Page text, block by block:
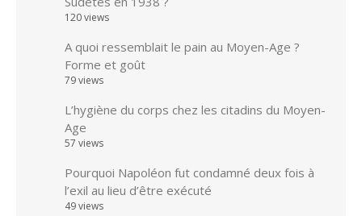
120 views
A quoi ressemblait le pain au Moyen-Age ?
Forme et goût
79 views
L’hygiène du corps chez les citadins du Moyen-
Age
57 views
Pourquoi Napoléon fut condamné deux fois à
l’exil au lieu d’être exécuté
49 views